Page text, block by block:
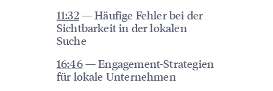
11:32— Häufige Fehler bei der
Sichtbarkeit in der lokalen
Suche
16:46— Engagement-Strategien
für lokale Unternehmen